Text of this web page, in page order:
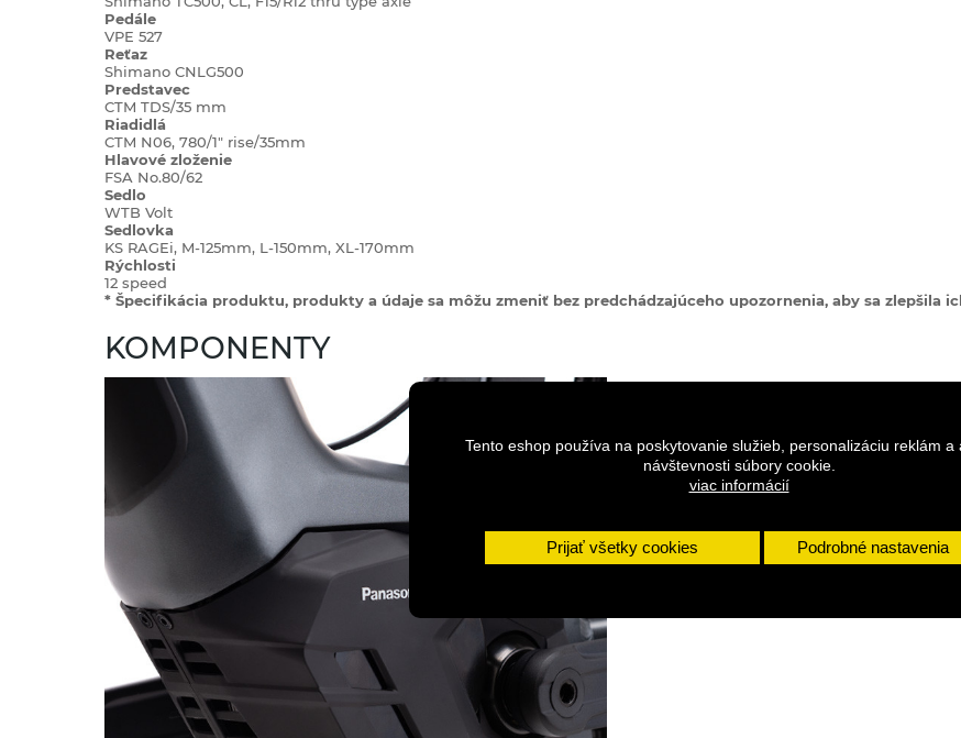
Tento eshop používa na poskytovanie služieb, personalizáciu reklám a
návštevnosti súbory cookie.
viac informácií
Prijať všetky cookies Podrobné nastavenia
Pedále
VPE 527
Reťaz
Shimano CNLG500
Predstavec
CTM TDS/35 mm
Riadidlá
CTM N06, 780/1" rise/35mm
Hlavové zloženie
FSA No.80/62
Sedlo
WTB Volt
Sedlovka
KS RAGEi, M-125mm, L-150mm, XL-170mm
Rýchlosti
12 speed
* Špecifikácia produktu, produkty a údaje sa môžu zmeniť bez predchádzajúceho upozornenia, aby sa zlepšila
KOMPONENTY